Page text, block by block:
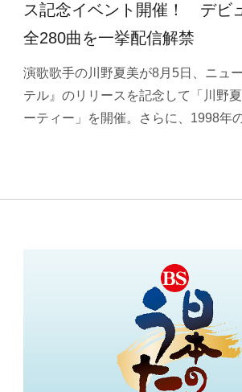
ス記念イベント開催！ デビ
全280曲を一挙配信解禁
演歌歌手の川野夏美が8月5日、ニュ
テル』のリリースを記念して「川野
ーティー」を開催。さらに、1998年